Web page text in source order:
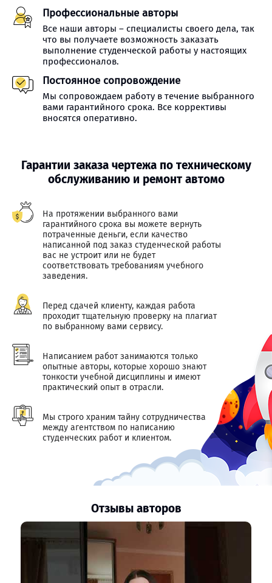
Профессиональные авторы
Все наши авторы – специалисты своего дела, так
что вы получаете возможность заказать
выполнение студенческой работы у настоящих
профессионалов.
Постоянное сопровождение
Мы сопровождаем работу в течение выбранного
вами гарантийного срока. Все коррективы
вносятся оперативно.
Гарантии заказа чертежа по техническому
обслуживанию и ремонт автомо
На протяжении выбранного вами
гарантийного срока вы можете вернуть
потраченные деньги, если качество
написанной под заказ студенческой работы
вас не устроит или не будет
соответствовать требованиям учебного
заведения.
Перед сдачей клиенту, каждая работа
проходит тщательную проверку на плагиат
по выбранному вами сервису.
Написанием работ занимаются только
опытные авторы, которые хорошо знают
тонкости учебной дисциплины и имеют
практический опыт в отрасли.
Мы строго храним тайну сотрудничества
между агентством по написанию
студенческих работ и клиентом.
Отзывы авторов